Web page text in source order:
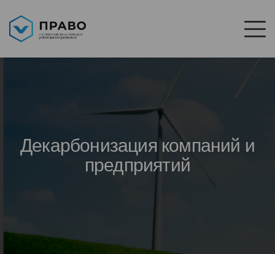
Декарбонизация компаний и
предприятий